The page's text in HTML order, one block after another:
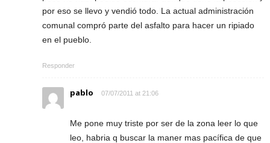
por eso se llevo y vendió todo. La actual administración
comunal compró parte del asfalto para hacer un ripiado
en el pueblo.
Responder
pablo 07/07/2011 at 21:06
Me pone muy triste por ser de la zona leer lo que
leo, habria q buscar la maner mas pacífica de que